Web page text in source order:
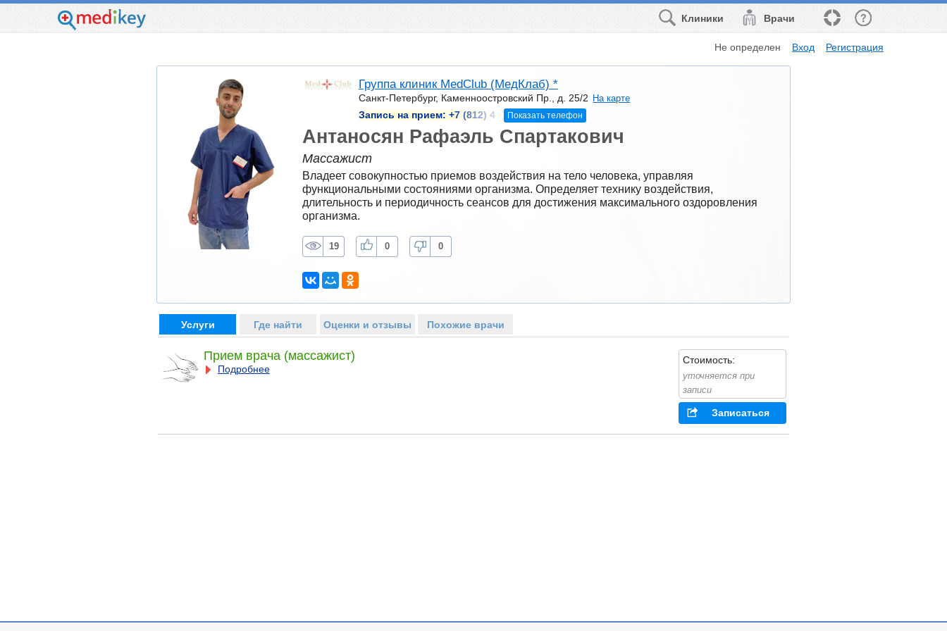
Врачи
Клиники
Не определен Вход Регистрация
Группа клиник MedClub (МедКлаб) *
Санкт-Петербург, Каменноостровский Пр., д. 25/2 На карте
Запись на прием: +7 (812) 4 Показать телефон
Антаносян Рафаэль Спартакович
Массажист
Владеет совокупностью приемов воздействия на тело человека, управляя
функциональными состояниями организма. Определяет технику воздействия,
длительность и периодичность сеансов для достижения максимального оздоровления
организма.
19 0 0
Услуги Где найти Оценки и отзывы Похожие врачи
Прием врача (массажист)
Подробнее
Стоимость:
уточняется при
записи
Записаться